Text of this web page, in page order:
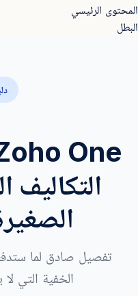
المحتوى الرئيسي
البطل
التكاليف
الصغيرة
تفصيل صادق لما
الخفية التي